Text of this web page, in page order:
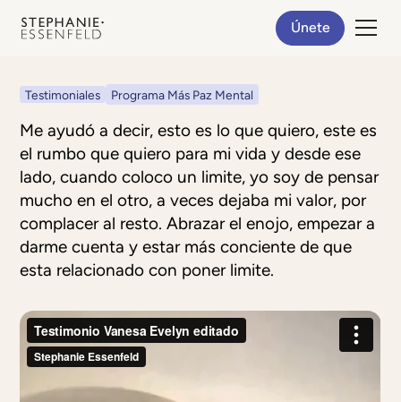
Únete
Testimoniales Programa Más Paz Mental
Me ayudó a decir, esto es lo que quiero, este es
el rumbo que quiero para mi vida y desde ese
lado, cuando coloco un limite, yo soy de pensar
mucho en el otro, a veces dejaba mi valor, por
complacer al resto. Abrazar el enojo, empezar a
darme cuenta y estar más conciente de que
esta relacionado con poner limite.